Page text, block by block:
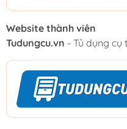
Website thành viên
Tudungcu.vn - Tủ dụng